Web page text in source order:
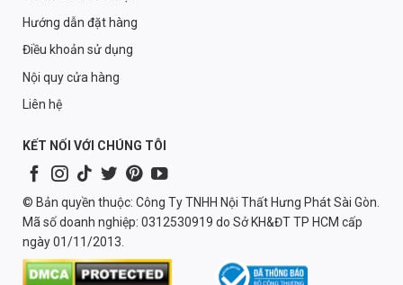
Hướng dẫn đặt hàng
Điều khoản sử dụng
Nội quy cửa hàng
Liên hệ
KẾT NỐI VỚI CHÚNG TÔI
© Bản quyền thuộc: Công Ty TNHH Nội Thất Hưng Phát Sài Gòn.
Mã số doanh nghiệp: 0312530919 do Sở KH&ĐT TP HCM cấp
ngày 01/11/2013.